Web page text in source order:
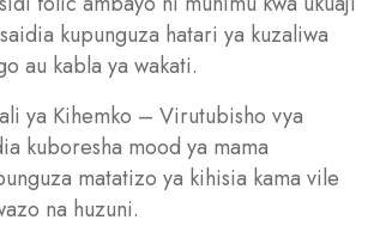
kupunguza hatari ya kuzaliwa
au kabla ya wakati.
ya Kihemko – Virutubisho vya
kuboresha mood ya mama
matatizo ya kihisia kama vile
na huzuni.